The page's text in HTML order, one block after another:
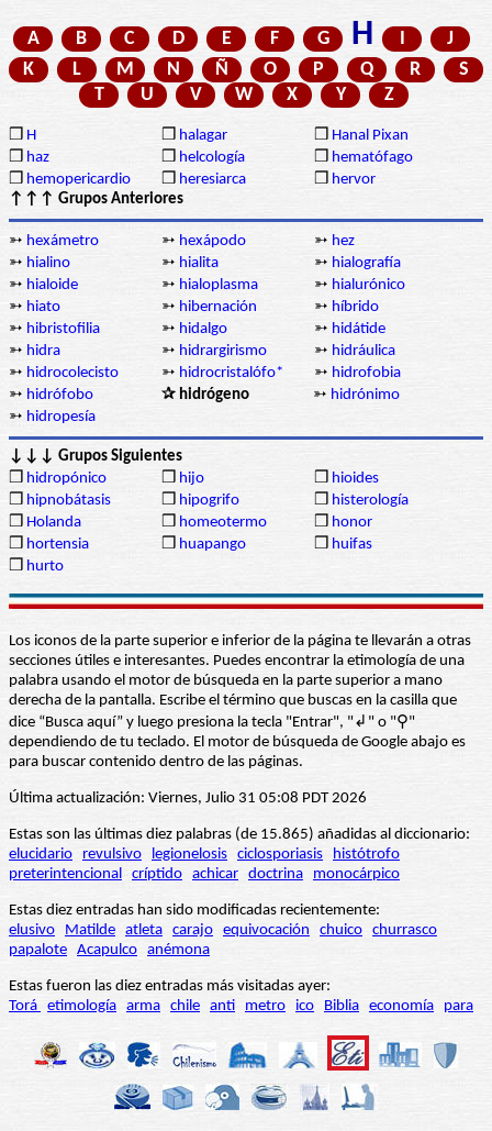
A B C D E F G H I
J
K
L M N Ñ O P Q R
S
T
U V W X Y Z
❒ H ❒ halagar ❒ Hanal Pixan
❒ haz ❒ helcología ❒ hematófago
❒ hemopericardio ❒ heresiarca ❒ hervor
↑↑↑ Grupos Anteriores
➳ hexámetro ➳ hexápodo ➳ hez
➳ hialino ➳ hialita ➳ hialografía
➳ hialoide ➳ hialoplasma ➳ hialurónico
➳ hiato ➳ hibernación ➳ híbrido
➳ hibristofilia ➳ hidalgo ➳ hidátide
➳ hidra ➳ hidrargirismo ➳ hidráulica
➳ hidrocolecisto ➳ hidrocristalófo* ➳ hidrofobia
➳ hidrófobo ✰ hidrógeno ➳ hidrónimo
➳ hidropesía
↓↓↓ Grupos Siguientes
❒ hidropónico ❒ hijo ❒ hioides
❒ hipnobátasis ❒ hipogrifo ❒ histerología
❒ Holanda ❒ homeotermo ❒ honor
❒ hortensia ❒ huapango ❒ huifas
❒ hurto
Los iconos de la parte superior e inferior de la página te llevarán a otras
secciones útiles e interesantes. Puedes encontrar la etimología de una
palabra usando el motor de búsqueda en la parte superior a mano
derecha de la pantalla. Escribe el término que buscas en la casilla que
dice “Busca aquí” y luego presiona la tecla "Entrar", "↲" o "⚲"
dependiendo de tu teclado. El motor de búsqueda de Google abajo es
para buscar contenido dentro de las páginas.
Última actualización: Viernes, Julio 31 05:08 PDT 2026
Estas son las últimas diez palabras (de 15.865) añadidas al diccionario:
elucidario
revulsivo legionelosis ciclosporiasis
histótrofo
preterintencional críptido achicar doctrina monocárpico
Estas diez entradas han sido modificadas recientemente:
elusivo
Matilde atleta carajo equivocación chuico churrasco
papalote Acapulco anémona
Estas fueron las diez entradas más visitadas ayer:
Torá etimología arma chile anti metro ico Biblia economía para